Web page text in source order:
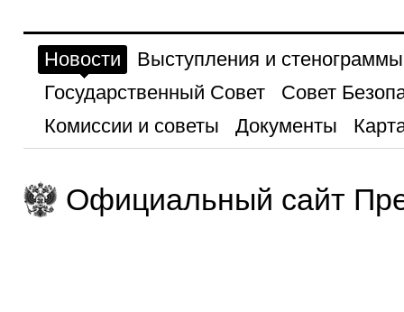
Новости
Выступления и стенограммы
Государственный Совет
Совет
Комиссии и советы
Документы
Официальный сайт